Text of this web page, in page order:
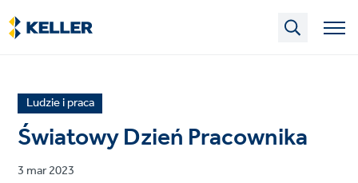
Skip
to
main
News
article
category
Ludzie i praca
Światowy Dzień Pracownika
Published
3 mar 2023